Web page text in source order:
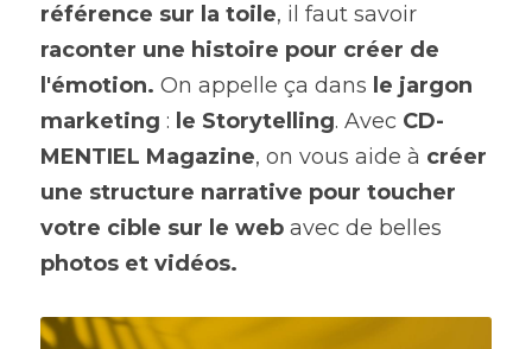
référence sur la toile
raconter une histoire pour créer de
l'émotion. On appelle ça dans le jargon
marketing : le Storytelling. Avec CD-
MENTIEL Magazine, on vous aide à créer
une structure narrative pour toucher
votre cible sur le web
photos et vidéos.